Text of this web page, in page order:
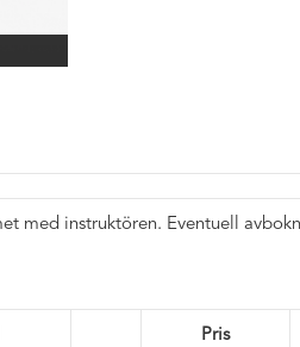
med instruktören. Eventuell
Pris